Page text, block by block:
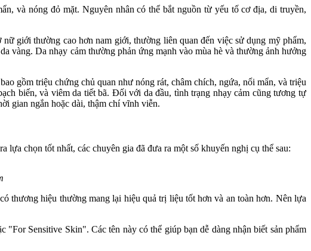
và nóng đỏ mặt. Nguyên nhân có thể bắt nguồn từ yếu tố cơ địa, di truyền,
giới thường cao hơn nam giới, thường liên quan đến việc sử dụng mỹ phẩm,
vàng. Da nhạy cảm thường phản ứng mạnh vào mùa hè và thường ảnh hưởng
gồm triệu chứng chủ quan như nóng rát, châm chích, ngứa, nổi mẩn, và triệu
biến, và viêm da tiết bã. Đối với da đầu, tình trạng nhạy cảm cũng tương tự
gian ngắn hoặc dài, thậm chí vĩnh viễn.
chọn tốt nhất, các chuyên gia đã đưa ra một số khuyến nghị cụ thể sau:
thương hiệu thường mang lại hiệu quả trị liệu tốt hơn và an toàn hơn. Nên lựa
Sensitive Skin". Các tên này có thể giúp bạn dễ dàng nhận biết sản phẩm